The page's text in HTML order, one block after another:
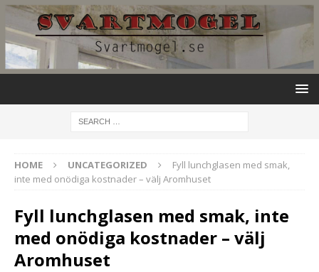
HOME UNCATEGORIZED
Fyll lunchglasen med smak,
inte med onödiga kostnader – välj Aromhuset
Fyll lunchglasen med smak, inte
med onödiga kostnader – välj
Aromhuset